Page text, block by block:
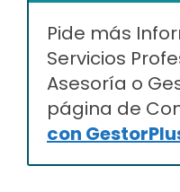
Pide más
Servicios
Asesoría o
página de
con